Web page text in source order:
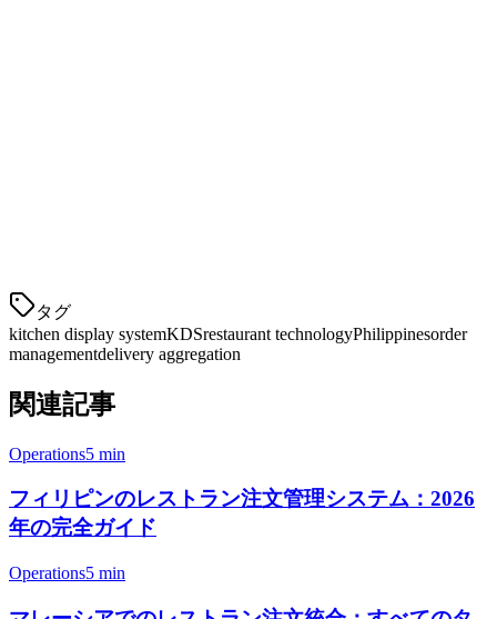
タグ
kitchen display systemKDSrestaurant technologyPhilippinesorder
managementdelivery aggregation
関連記事
Operations5 min
フィリピンのレストラン注文管理システム：2026
年の完全ガイド
Operations5 min